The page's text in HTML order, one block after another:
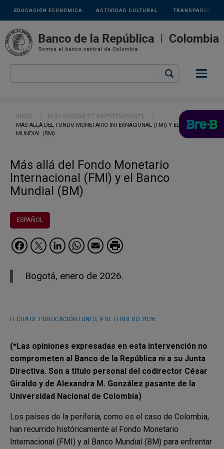
Pasar al contenido principal
Links
secundarios
ACTIVIDAD CULTURAL
EDUCACIÓN ECONÓMICA TRANSPARENCIA
Ruta de navegación
INICIO
PUBLICACIONES E INVESTIGACIONES
CURRENT:
MÁS ALLÁ DEL FONDO MONETARIO INTERNACIONAL (FMI) Y EL BANCO
MUNDIAL (BM)
Más allá del Fondo Monetario
Internacional (FMI) y el Banco
Mundial (BM)
ESPAÑOL
Facebook
Twitter
LinkedIn
WhatsApp
Email
Bogotá, enero de 2026.
FECHA DE PUBLICACIÓN LUNES, 9 DE FEBRERO 2026
(*Las opiniones expresadas en esta intervención no
comprometen al Banco de la República ni a su Junta
Directiva. Son a título personal del codirector César
Giraldo y de Alexandra M. González pasante de la
Universidad Nacional de Colombia)
Los países de la periferia, como es el caso de Colombia,
han recurrido históricamente al Fondo Monetario
Internacional (FMI) y al Banco Mundial (BM) para enfrentar